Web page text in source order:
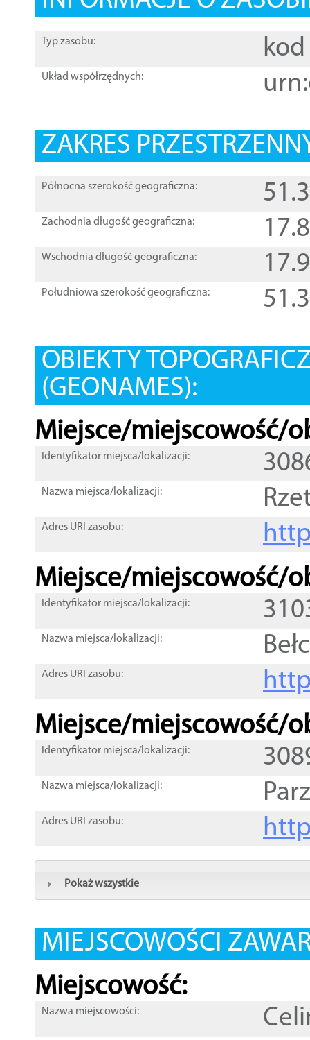
Typ zasobu: kod
Układ współrzędnych:
ZAKRES
Północna szerokość geograficzna:
Zachodnia długość geograficzna:
Wschodnia długość geograficzna:
Południowa szerokość geograficzna:
OBIEKTY
(GEONAMES):
Miejsce/miejscowość/
Identyfikator miejsca/lokalizacji:
Nazwa miejsca/lokalizacji:
Adres URI zasobu:
Miejsce/miejscowość/
Identyfikator miejsca/lokalizacji:
Nazwa miejsca/lokalizacji:
Adres URI zasobu:
Miejsce/miejscowość/
Identyfikator miejsca/lokalizacji:
Nazwa miejsca/lokalizacji:
Adres URI zasobu:
Pokaż wszystkie
MIEJSCOWOŚCI
Miejscowość:
Nazwa miejscowości: